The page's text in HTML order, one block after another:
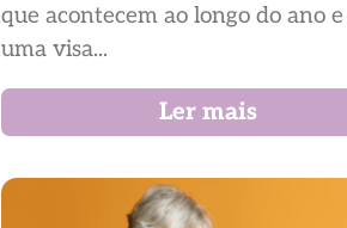
que acontecem ao longo do ano
uma visa...
Ler mais